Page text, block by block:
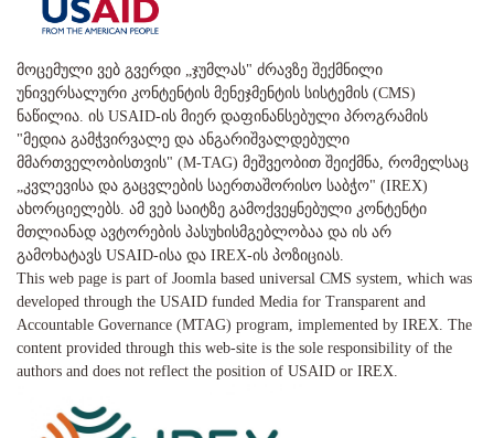
მოცემული ვებ გვერდი „ჯუმლას" ძრავზე შექმნილი
უნივერსალური კონტენტის მენეჯმენტის სისტემის (CMS)
ნაწილია. ის USAID-ის მიერ დაფინანსებული პროგრამის
"მედია გამჭვირვალე და ანგარიშვალდებული
მმართველობისთვის" (M-TAG) მეშვეობით შეიქმნა, რომელსაც
„კვლევისა და გაცვლების საერთაშორისო საბჭო" (IREX)
ახორციელებს. ამ ვებ საიტზე გამოქვეყნებული კონტენტი
მთლიანად ავტორების პასუხისმგებლობაა და ის არ
გამოხატავს USAID-ისა და IREX-ის პოზიციას.
This web page is part of Joomla based universal CMS system, which was
developed through the USAID funded Media for Transparent and
Accountable Governance (MTAG) program, implemented by IREX. The
content provided through this web-site is the sole responsibility of the
authors and does not reflect the position of USAID or IREX.